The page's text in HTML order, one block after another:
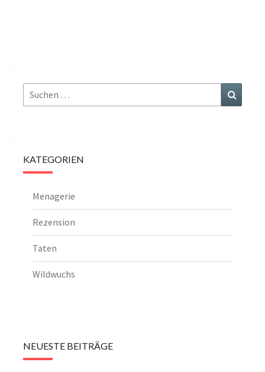
Suchen
nach:
KATEGORIEN
Menagerie
Rezension
Taten
Wildwuchs
NEUESTE BEITRÄGE